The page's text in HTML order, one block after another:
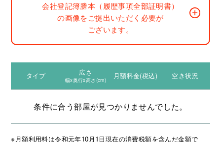
会社登記簿謄本（履歴事項全部証明書）
の画像をご提出いただく必要が
ございます。
タイプ 広さ
幅x奥行x高さ(cm) 月額料金(税込) 空き状況
条件に合う部屋が見つかりませんでした。
※月額利用料は令和元年10月1日現在の消費税額を含んだ金額で